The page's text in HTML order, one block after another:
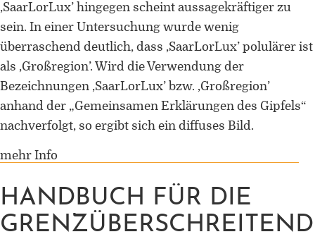
‚SaarLorLux’ hingegen scheint aussagekräftiger zu
sein. In einer Untersuchung wurde wenig
überraschend deutlich, dass ‚SaarLorLux’ polulärer ist
als ‚Großregion’. Wird die Verwendung der
Bezeichnungen ‚SaarLorLux’ bzw. ‚Großregion’
anhand der „Gemeinsamen Erklärungen des Gipfels“
nachverfolgt, so ergibt sich ein diffuses Bild.
mehr Info
HANDBUCH FÜR DIE